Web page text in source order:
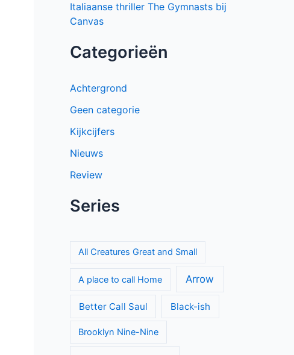
Italiaanse thriller The Gymnasts bij
Canvas
Categorieën
Achtergrond
Geen categorie
Kijkcijfers
Nieuws
Review
Series
All Creatures Great and Small
A place to call Home Arrow
Better Call Saul Black-ish
Brooklyn Nine-Nine